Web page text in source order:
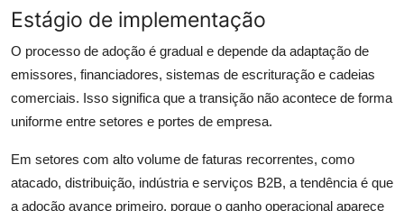
Estágio de implementação
O processo de adoção é gradual e depende da adaptação de
emissores, financiadores, sistemas de escrituração e cadeias
comerciais. Isso significa que a transição não acontece de forma
uniforme entre setores e portes de empresa.
Em setores com alto volume de faturas recorrentes, como
atacado, distribuição, indústria e serviços B2B, a tendência é que
a adoção avance primeiro, porque o ganho operacional aparece